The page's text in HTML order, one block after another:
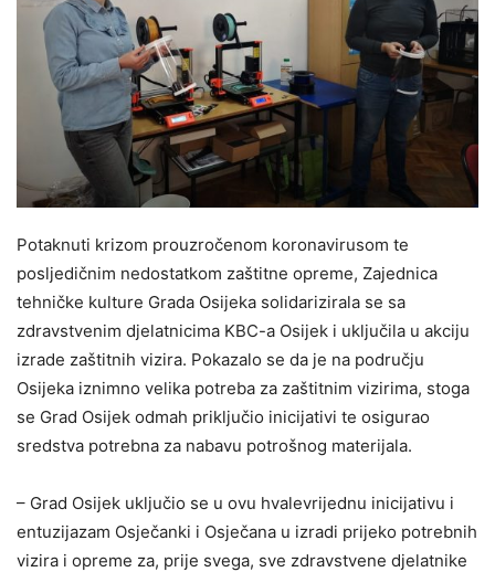
Potaknuti krizom prouzročenom koronavirusom te
posljedičnim nedostatkom zaštitne opreme, Zajednica
tehničke kulture Grada Osijeka solidarizirala se sa
zdravstvenim djelatnicima KBC-a Osijek i uključila u akciju
izrade zaštitnih vizira. Pokazalo se da je na području
Osijeka iznimno velika potreba za zaštitnim vizirima, stoga
se Grad Osijek odmah priključio inicijativi te osigurao
sredstva potrebna za nabavu potrošnog materijala.
– Grad Osijek uključio se u ovu hvalevrijednu inicijativu i
entuzijazam Osječanki i Osječana u izradi prijeko potrebnih
vizira i opreme za, prije svega, sve zdravstvene djelatnike